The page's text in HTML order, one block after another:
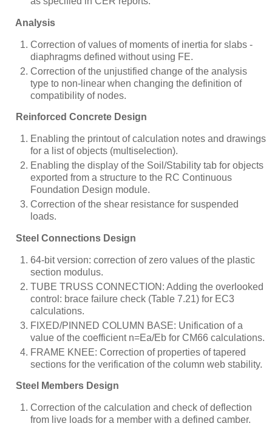
Analysis
Correction of values of moments of inertia for slabs -
diaphragms defined without using FE.
Correction of the unjustified change of the analysis
type to non-linear when changing the definition of
compatibility of nodes.
Reinforced Concrete Design
Enabling the printout of calculation notes and drawings
for a list of objects (multiselection).
Enabling the display of the Soil/Stability tab for objects
exported from a structure to the RC Continuous
Foundation Design module.
Correction of the shear resistance for suspended
loads.
Steel Connections Design
64-bit version: correction of zero values of the plastic
section modulus.
TUBE TRUSS CONNECTION: Adding the overlooked
control: brace failure check (Table 7.21) for EC3
calculations.
FIXED/PINNED COLUMN BASE: Unification of a
value of the coefficient n=Ea/Eb for CM66 calculations.
FRAME KNEE: Correction of properties of tapered
sections for the verification of the column web stability.
Steel Members Design
Correction of the calculation and check of deflection
from live loads for a member with a defined camber.